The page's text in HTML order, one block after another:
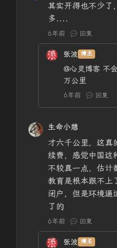
其实开得也不少了
多....
6年前 回复
张波 博主
@心灵博客 不
万公里
6年前 回复
生命小憩
才六千公里，这
续费，感觉中国这
不较真一点，估计
教育是根本跟不
闭户，但是环境逼
了的
6年前 回复
张波 博主